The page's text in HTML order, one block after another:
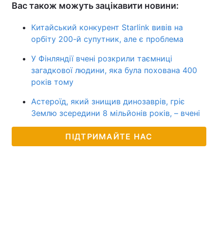
Вас також можуть зацікавити новини:
Китайський конкурент Starlink вивів на
орбіту 200-й супутник, але є проблема
У Фінляндії вчені розкрили таємниці
загадкової людини, яка була похована 400
років тому
Астероїд, який знищив динозаврів, гріє
Землю зсередини 8 мільйонів років, – вчені
ПІДТРИМАЙТЕ НАС